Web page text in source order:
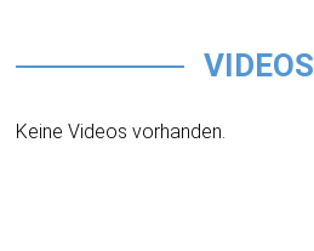
VIDEOS
Keine Videos vorhanden.